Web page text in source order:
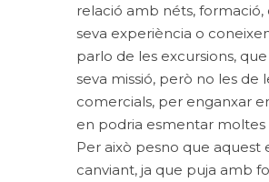
relació amb néts, formació,
seva experiència o
parlo de les excursions,
seva missió, però no les de
comercials, per enganxar
en podria esmentar moltes
Per això pesno que aquest
canviant, ja que puja amb